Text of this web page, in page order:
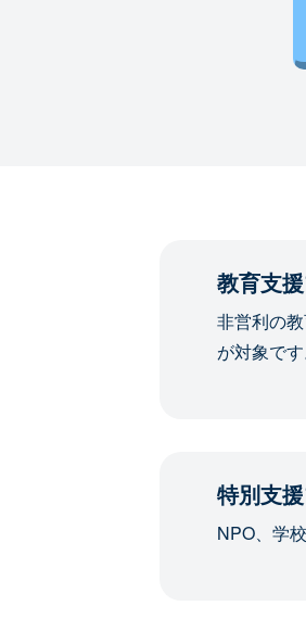
教育支
非営利の
が対象です
特別支
NPO、学